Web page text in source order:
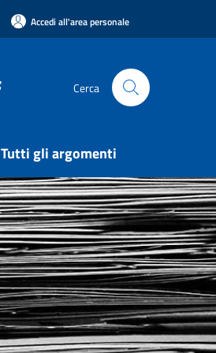
Accedi all'area personale
Cerca
Tutti gli argomenti